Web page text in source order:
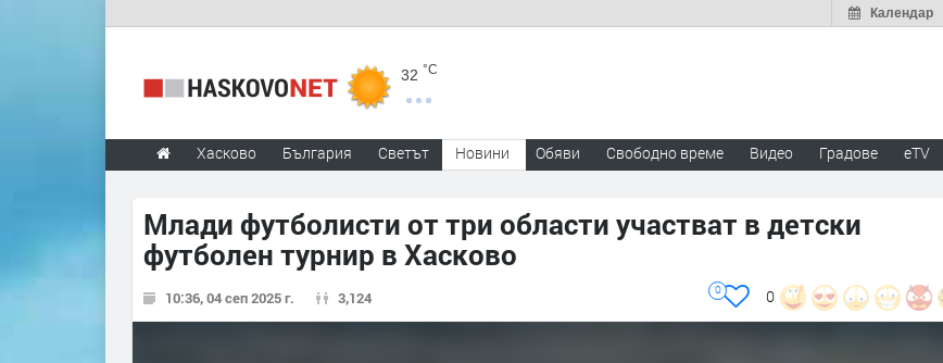
Календар
32 °C
Хасково България Светът Новини Обяви Свободно време Видео Градове eTV
Млади футболисти от три области участват в детски
футболен турнир в Хасково
10:36, 04 сеп 2025 г. 3,124 0
0